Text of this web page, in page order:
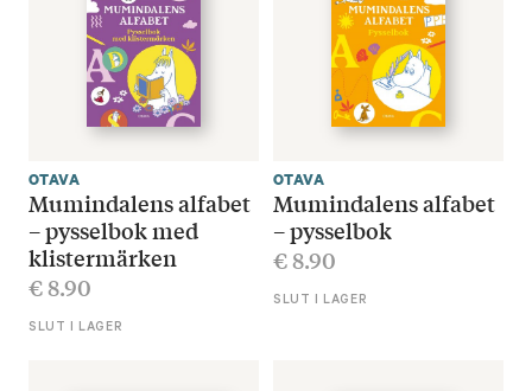
OTAVA
Mumindalens alfabet
– pysselbok med
klistermärken
€8.90
SLUT I LAGER
OTAVA
Mumindalens alfabet
– pysselbok
€8.90
SLUT I LAGER